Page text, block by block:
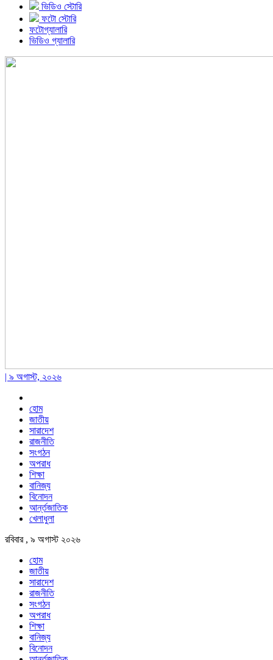
ভিডিও স্টোরি
ফটো স্টোরি
ফটোগ্যালারি
ভিডিও গ্যালারি
| ৯ অগাস্ট, ২০২৬
হোম
জাতীয়
সারাদেশ
রাজনীতি
সংগঠন
অপরাধ
শিক্ষা
বানিজ্য
বিনোদন
আর্ন্তজাতিক
খেলাধুলা
রবিবার , ৯ অগাস্ট ২০২৬
হোম
জাতীয়
সারাদেশ
রাজনীতি
সংগঠন
অপরাধ
শিক্ষা
বানিজ্য
বিনোদন